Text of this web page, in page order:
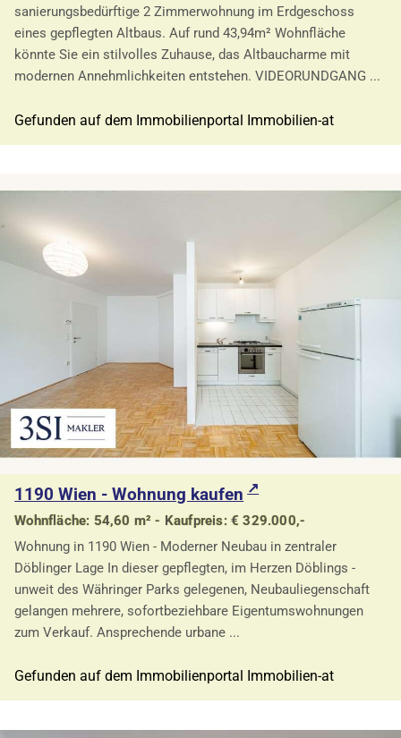
sanierungsbedürftige 2 Zimmerwohnung im Erdgeschoss
eines gepflegten Altbaus. Auf rund 43,94m² Wohnfläche
könnte Sie ein stilvolles Zuhause, das Altbaucharme mit
modernen Annehmlichkeiten entstehen. VIDEORUNDGANG ...
Gefunden auf dem Immobilienportal Immobilien-at
1190 Wien - Wohnung kaufen
Wohnfläche: 54,60 m² - Kaufpreis: € 329.000,-
Wohnung in 1190 Wien - Moderner Neubau in zentraler
Döblinger Lage In dieser gepflegten, im Herzen Döblings -
unweit des Währinger Parks gelegenen, Neubauliegenschaft
gelangen mehrere, sofortbeziehbare Eigentumswohnungen
zum Verkauf. Ansprechende urbane ...
Gefunden auf dem Immobilienportal Immobilien-at